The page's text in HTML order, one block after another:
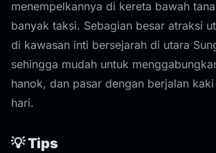
menempelkannya di kereta bawah
banyak taksi. Sebagian besar atraksi
di kawasan inti bersejarah di utara
sehingga mudah untuk
hanok, dan pasar dengan berjalan
hari.
💡 Tips